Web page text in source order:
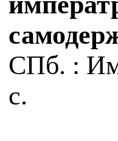
СПб. :
с.